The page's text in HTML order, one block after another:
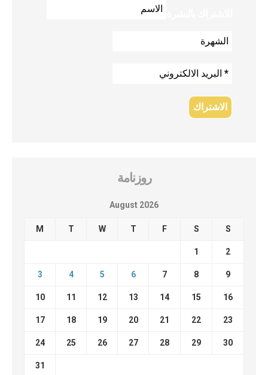
روزنامة
August 2026
M T W T F S S
1 2
3 4 5 6 7 8 9
10 11 12 13 14 15 16
17 18 19 20 21 22 23
24 25 26 27 28 29 30
31